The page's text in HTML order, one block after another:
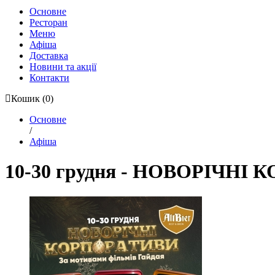
Основне
Ресторан
Меню
Афіша
Доставка
Новини та акції
Контакти
Кошик (0)
Основне
/
Афіша
10-30 грудня - НОВОРІЧНІ